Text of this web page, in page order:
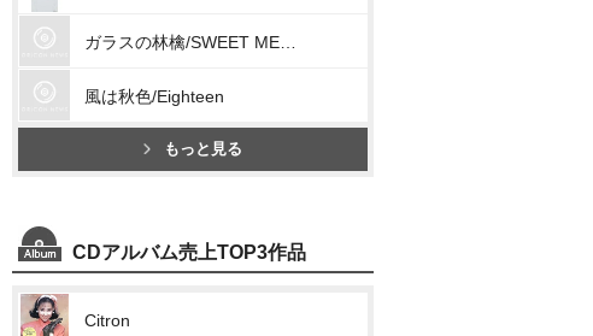
風は秋色/Eighteen
もっと見る
CDアルバム売上TOP3作品
Citron